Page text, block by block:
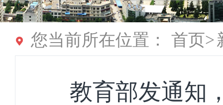
您当前所在位置： 首页>
教育部发通知